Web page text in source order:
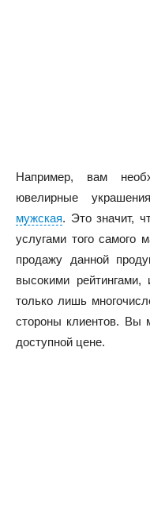
Например, вам
ювелирные
мужская. Это значит,
услугами того самого
продажу данной
высокими
только лишь
стороны клиентов. Вы
доступной цене.